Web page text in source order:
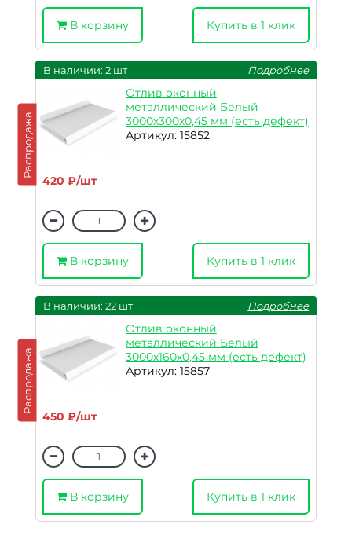
В корзину Купить в 1 клик
Распродажа
В наличии: 2 шт Подробнее
Отлив оконный
металлический Белый
3000х300х0,45 мм (есть дефект)
Артикул: 15852
420 ₽/шт
В корзину Купить в 1 клик
Распродажа
В наличии: 22 шт Подробнее
Отлив оконный
металлический Белый
3000х160х0,45 мм (есть дефект)
Артикул: 15857
450 ₽/шт
В корзину Купить в 1 клик